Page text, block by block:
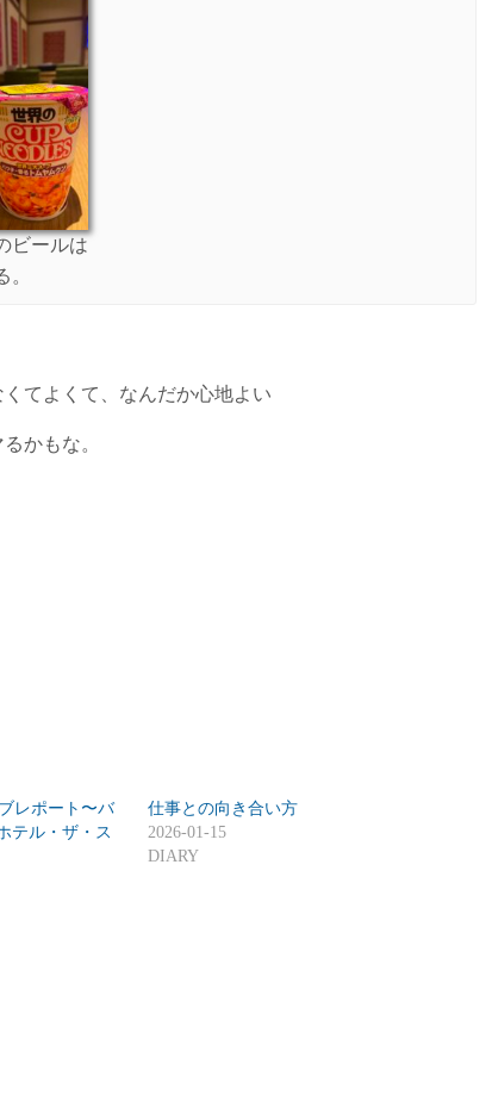
ビールは
。
てよくて、なんだか心地よい
かもな。
レポート〜バ
テル・ザ・ス
仕事との向き合い方
2026-01-15
DIARY